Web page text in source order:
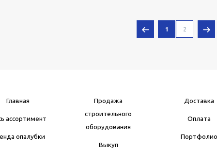
1 2
Главная
ассортимент
опалубки
Продажа
строительного
оборудования
Выкуп
Доставка
Оплата
Портфолио